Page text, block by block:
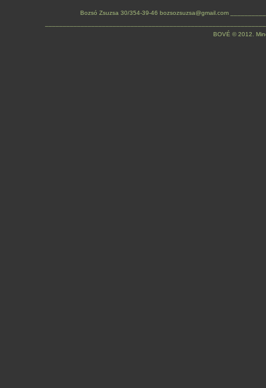
Bozsó Zsuzsa 30/354-39-46 bozsozsuzsa@gmail.com
BOVÉ © 2012.